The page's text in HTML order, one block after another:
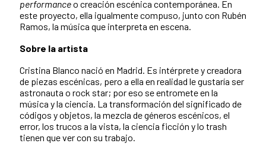
performanceo creación escénica contemporánea. En
este proyecto, ella igualmente compuso, junto con Rubén
Ramos, la música que interpreta en escena.
Sobre la artista
Cristina Blanco nació en Madrid. Es intérprete y creadora
de piezas escénicas, pero a ella en realidad le gustaría ser
astronauta o rock star; por eso se entromete en la
música y la ciencia. La transformación del significado de
códigos y objetos, la mezcla de géneros escénicos, el
error, los trucos a la vista, la ciencia ficción y lo trash
tienen que ver con su trabajo.